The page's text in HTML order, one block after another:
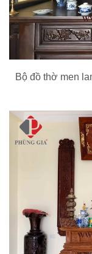
Bộ đồ thờ men